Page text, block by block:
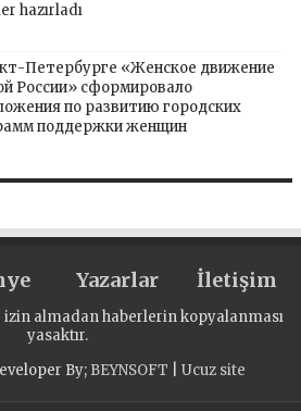
hazırladı
Петербурге «Женское движение
России» сформировало
по развитию городских
поддержки женщин
Yazarlar İletişim
almadan haberlerin kopyalanması
yasaktır.
By; BEYNSOFT Ucuz site